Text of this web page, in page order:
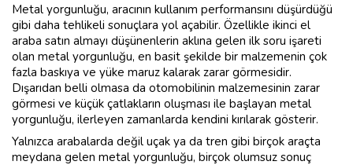
Metal yorgunluğu, aracının kullanım performansını düşürdüğü
gibi daha tehlikeli sonuçlara yol açabilir. Özellikle ikinci el
araba satın almayı düşünenlerin aklına gelen ilk soru işareti
olan metal yorgunluğu, en basit şekilde bir malzemenin çok
fazla baskıya ve yüke maruz kalarak zarar görmesidir.
Dışarıdan belli olmasa da otomobilinin malzemesinin zarar
görmesi ve küçük çatlakların oluşması ile başlayan metal
yorgunluğu, ilerleyen zamanlarda kendini kırılarak gösterir.
Yalnızca arabalarda değil uçak ya da tren gibi birçok araçta
meydana gelen metal yorgunluğu, birçok olumsuz sonuç